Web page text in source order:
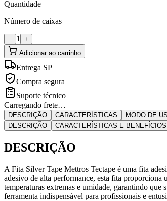
Quantidade
Número de caixas
− 1
+
Adicionar ao carrinho
Entrega SP
Compra segura
Suporte técnico
Carregando frete…
DESCRIÇÃO CARACTERÍSTICAS MODO DE
DESCRIÇÃO
CARACTERÍSTICAS E BENEFÍCIOS
DESCRIÇÃO
A Fita Silver Tape Mettros Tectape é uma fita
adesivo de alta performance, esta fita proporciona
temperaturas extremas e umidade, garantindo que
ferramenta indispensável para profissionais e